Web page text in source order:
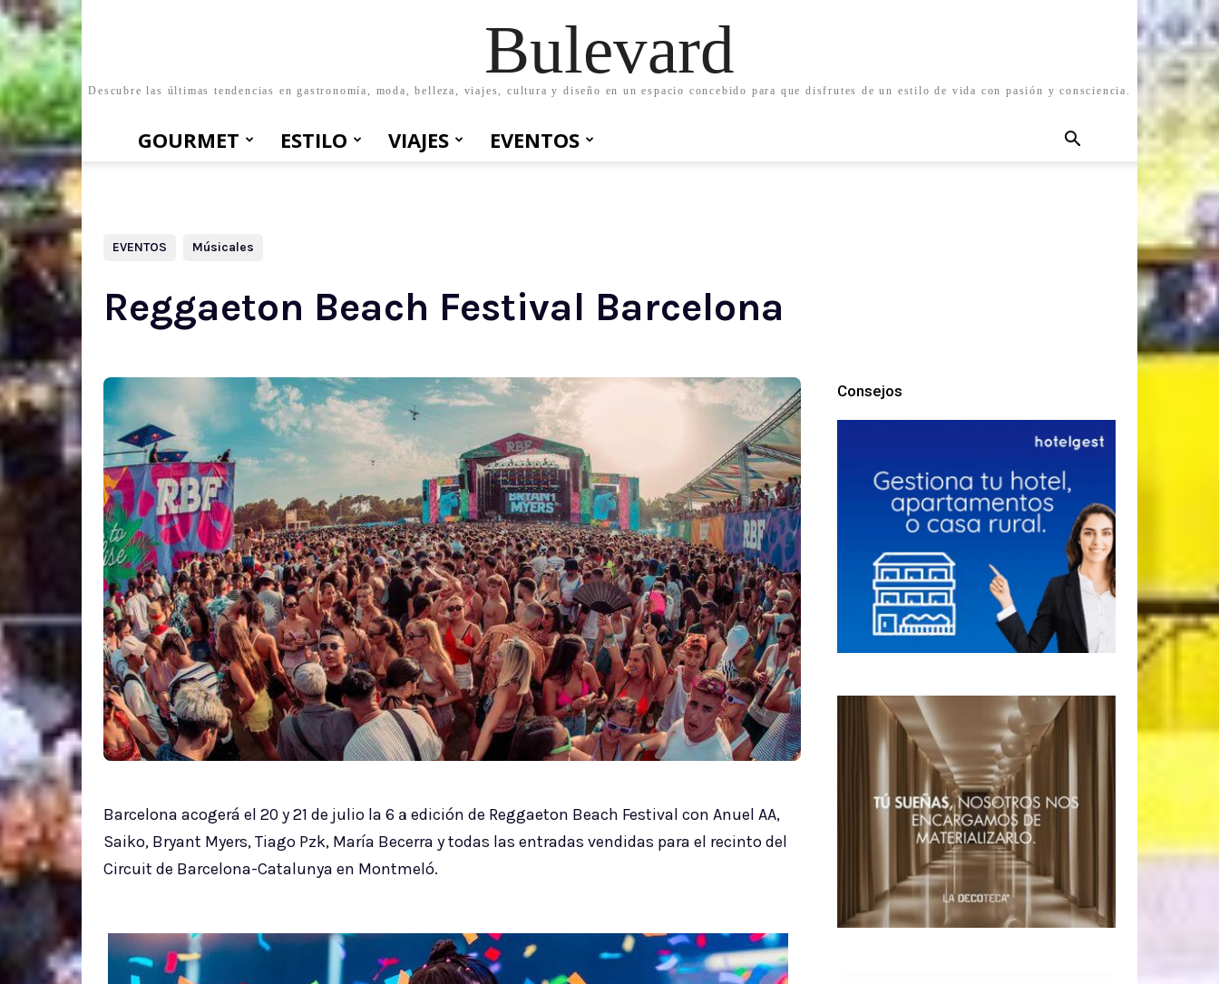
Bulevard
Descubre las últimas tendencias en gastronomía, moda, belleza, viajes, cultura y diseño en un espacio concebido para que disfrutes de un estilo de vida con pasión y consciencia.
GOURMET ESTILO VIAJES EVENTOS
EVENTOS Músicales
Reggaeton Beach Festival Barcelona
Barcelona acogerá el 20 y 21 de julio la 6 ª edición de Reggaeton Beach Festival con Anuel AA,
Saiko, Bryant Myers, Tiago Pzk, María Becerra y todas las entradas vendidas para el recinto del
Circuit de Barcelona-Catalunya en Montmeló.
Consejos